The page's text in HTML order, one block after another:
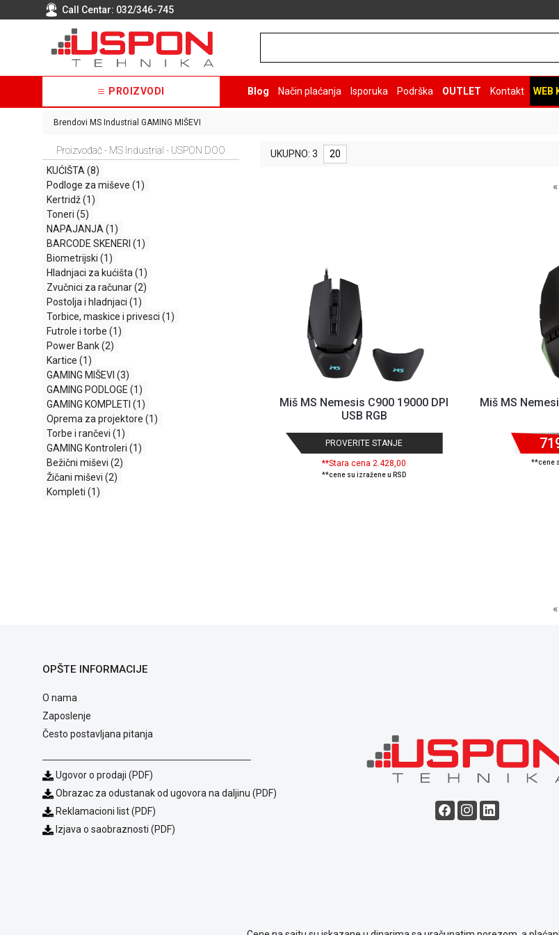
Call Centar: 032/346-745
PROIZVODI Blog Način plaćanja Isporuka Podrška OUTLET Kontakt WEB
Brendovi MS Industrial GAMING MIŠEVI
Proizvođač - MS Industrial - USPON DOO
KUĆIŠTA (8)
Podloge za miševe (1)
Kertridž (1)
Toneri (5)
NAPAJANJA (1)
BARCODE SKENERI (1)
Biometrijski (1)
Hladnjaci za kućišta (1)
Zvučnici za računar (2)
Postolja i hladnjaci (1)
Torbice, maskice i privesci (1)
Futrole i torbe (1)
Power Bank (2)
Kartice (1)
GAMING MIŠEVI (3)
GAMING PODLOGE (1)
GAMING KOMPLETI (1)
Oprema za projektore (1)
Torbe i rančevi (1)
GAMING Kontroleri (1)
Bežični miševi (2)
Žičani miševi (2)
Kompleti (1)
UKUPNO: 3 20
«
Miš MS Nemesis C900 19000 DPI
USB RGB
PROVERITE STANJE
**Stara cena 2.428,00
**cene su izražene u RSD
Miš MS
**cene
«
OPŠTE INFORMACIJE
O nama
Zaposlenje
Često postavljana pitanja
Ugovor o prodaji (PDF)
Obrazac za odustanak od ugovora na daljinu (PDF)
Reklamacioni list (PDF)
Izjava o saobraznosti (PDF)